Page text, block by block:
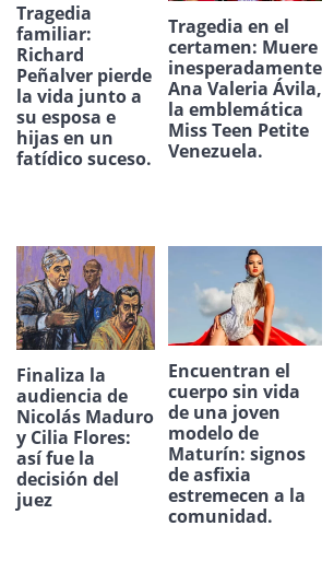
Tragedia
familiar:
Richard
Peñalver pierde
la vida junto a
su esposa e
hijas en un
fatídico suceso.
Tragedia en el
certamen: Muere
inesperadamente
Ana Valeria Ávila,
la emblemática
Miss Teen Petite
Venezuela.
Finaliza la
audiencia de
Nicolás Maduro
y Cilia Flores:
así fue la
decisión del
juez
Encuentran el
cuerpo sin vida
de una joven
modelo de
Maturín: signos
de asfixia
estremecen a la
comunidad.